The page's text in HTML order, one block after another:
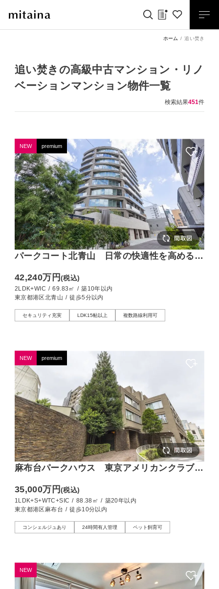
ホーム 追い焚き
追い焚きの高級中古マンション・リノ
ベーションマンション物件一覧
検索結果451件
NEW premium
パークコート北青山 日常の快適性を高める最
42,240万円(税込)
2LDK+WIC / 69.83㎡ / 築10年以内
東京都港区北青山 / 徒歩5分以内
セキュリティ充実 LDK15帖以上 複数路線利用可
NEW premium
麻布台パークハウス 東京アメリカンクラブと
35,000万円(税込)
1LDK+S+WTC+SIC / 88.38㎡ / 築20年以内
東京都港区麻布台 / 徒歩10分以内
コンシェルジュあり 24時間有人管理 ペット飼育可
NEW